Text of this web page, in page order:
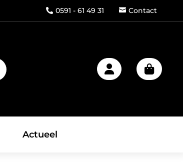
 0591 - 61 49 31  Contact

Actueel